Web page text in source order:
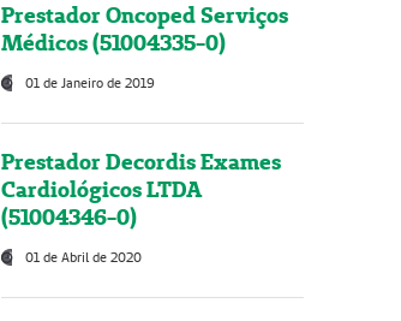
Prestador Oncoped Serviços
Médicos (51004335-0)
01 de Janeiro de 2019
Prestador Decordis Exames
Cardiológicos LTDA
(51004346-0)
01 de Abril de 2020